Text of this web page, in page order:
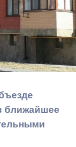
ближайшее